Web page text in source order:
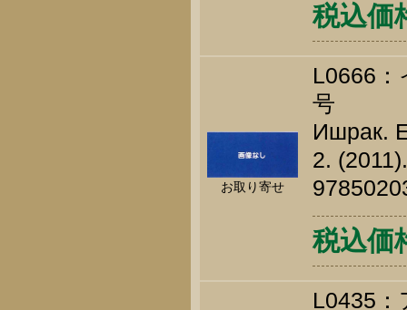
税込価
お取り寄せ
L0666
号
Ишрак.
2.
税込
L0435